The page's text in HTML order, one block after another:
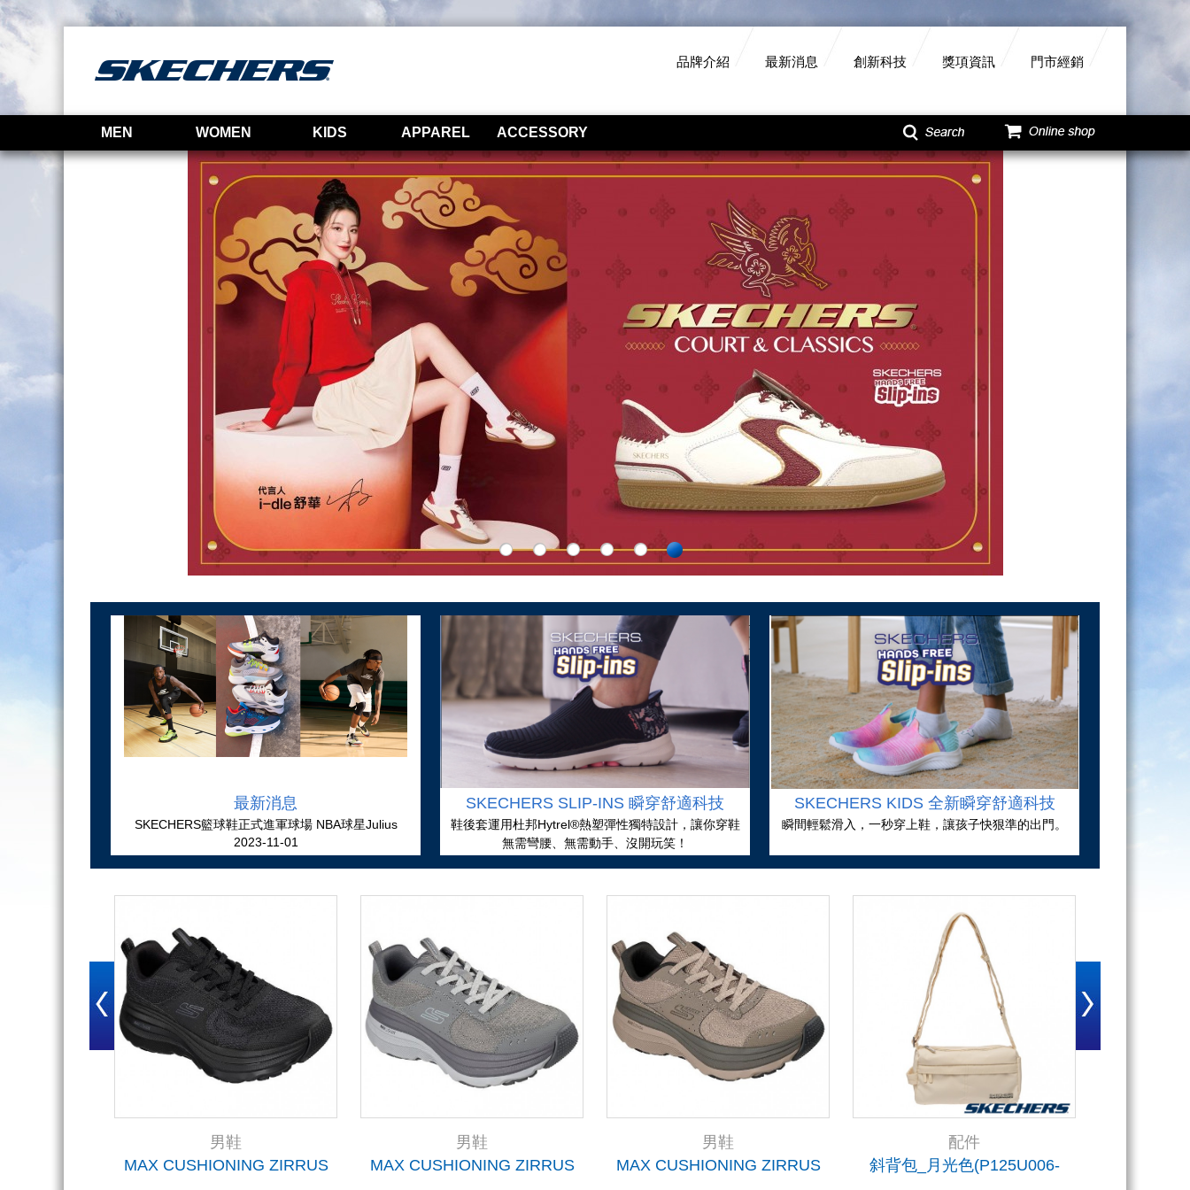
品牌介紹 最新消息 創新科技 獎項資訊 門市經銷
MEN WOMEN KIDS APPAREL ACCESSORY
最新消息
SKECHERS籃球鞋正式進軍球場 NBA球星Julius
Randle及Terance Mann領銜登場
2023-11-01
SKECHERS SLIP-INS 瞬穿舒適科技
鞋後套運用杜邦Hytrel®熱塑彈性獨特設計，讓你穿鞋
無需彎腰、無需動手、沒開玩笑！
SKECHERS KIDS 全新瞬穿舒適科技
瞬間輕鬆滑入，一秒穿上鞋，讓孩子快狠準的出門。
男鞋
MAX CUSHIONING ZIRRUS
男鞋
MAX CUSHIONING ZIRRUS
男鞋
MAX CUSHIONING ZIRRUS
配件
斜背包_月光色(P125U006-